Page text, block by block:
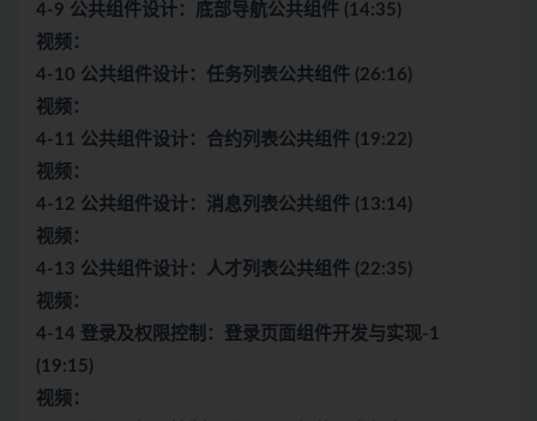
4-9 公共组件设计：底部导航公共组件 (14:35)
视频：
4-10 公共组件设计：任务列表公共组件 (26:16)
视频：
4-11 公共组件设计：合约列表公共组件 (19:22)
视频：
4-12 公共组件设计：消息列表公共组件 (13:14)
视频：
4-13 公共组件设计：人才列表公共组件 (22:35)
视频：
4-14 登录及权限控制：登录页面组件开发与实现-1
(19:15)
视频：